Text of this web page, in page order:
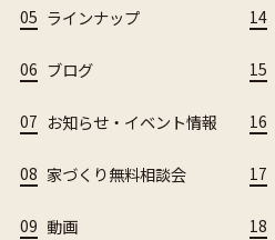
05 ラインナップ
06 ブログ
07 お知らせ・イベント情報
08 家づくり無料相談会
09 動画
14
15
16
17
18